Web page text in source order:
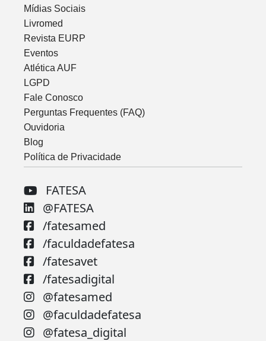
Mídias Sociais
Livromed
Revista EURP
Eventos
Atlética AUF
LGPD
Fale Conosco
Perguntas Frequentes (FAQ)
Ouvidoria
Blog
Política de Privacidade
FATESA
@FATESA
/fatesamed
/faculdadefatesa
/fatesavet
/fatesadigital
@fatesamed
@faculdadefatesa
@fatesa_digital